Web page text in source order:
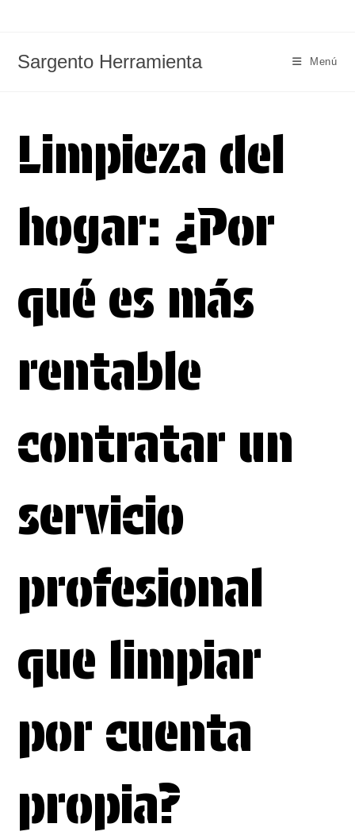
Sargento Herramienta Menú
Limpieza del
hogar: ¿Por
qué es más
rentable
contratar un
servicio
profesional
que limpiar
por cuenta
propia?